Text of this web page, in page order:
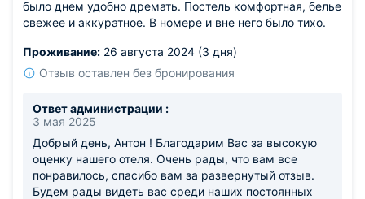
было днем удобно дремать. Постель комфортная, белье
свежее и аккуратное. В номере и вне него было тихо.
Проживание: 26 августа 2024 (3 дня)
Отзыв оставлен без бронирования
Ответ администрации :
3 мая 2025
Добрый день, Антон ! Благодарим Вас за высокую
оценку нашего отеля. Очень рады, что вам все
понравилось, спасибо вам за развернутый отзыв.
Будем рады видеть вас среди наших постоянных